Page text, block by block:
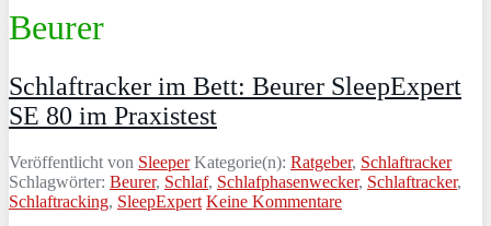
Beurer
Schlaftracker im Bett: Beurer SleepExpert
SE 80 im Praxistest
Veröffentlicht von Sleeper Kategorie(n): Ratgeber, Schlaftracker
Schlagwörter: Beurer, Schlaf, Schlafphasenwecker, Schlaftracker,
Schlaftracking, SleepExpert Keine Kommentare